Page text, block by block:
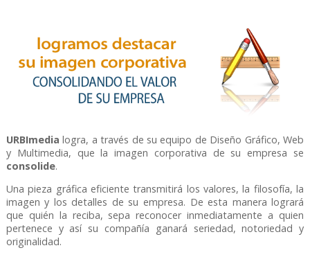
URBImedia logra, a través de su equipo de Diseño Gráfico, Web
y Multimedia, que la imagen corporativa de su empresa se
consolide.
Una pieza gráfica eficiente transmitirá los valores, la filosofía, la
imagen y los detalles de su empresa. De esta manera logrará
que quién la reciba, sepa reconocer inmediatamente a quien
pertenece y así su compañía ganará seriedad, notoriedad y
originalidad.